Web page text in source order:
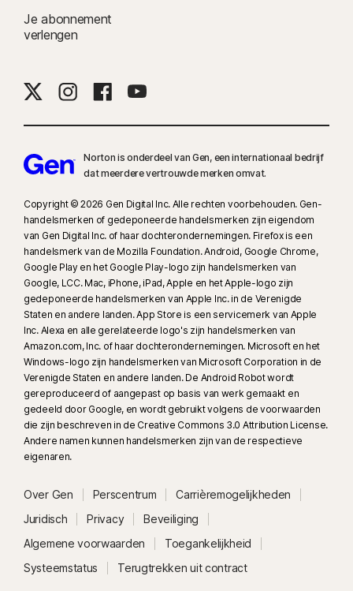
Je abonnement
verlengen
Norton is onderdeel van Gen, een internationaal bedrijf
dat meerdere vertrouwde merken omvat.
Copyright © 2026 Gen Digital Inc. Alle rechten voorbehouden. Gen-
handelsmerken of gedeponeerde handelsmerken zijn eigendom
van Gen Digital Inc. of haar dochterondernemingen. Firefox is een
handelsmerk van de Mozilla Foundation. Android, Google Chrome,
Google Play en het Google Play-logo zijn handelsmerken van
Google, LCC. Mac, iPhone, iPad, Apple en het Apple-logo zijn
gedeponeerde handelsmerken van Apple Inc. in de Verenigde
Staten en andere landen. App Store is een servicemerk van Apple
Inc. Alexa en alle gerelateerde logo's zijn handelsmerken van
Amazon.com, Inc. of haar dochterondernemingen. Microsoft en het
Windows-logo zijn handelsmerken van Microsoft Corporation in de
Verenigde Staten en andere landen. De Android Robot wordt
gereproduceerd of aangepast op basis van werk gemaakt en
gedeeld door Google, en wordt gebruikt volgens de voorwaarden
die zijn beschreven in de Creative Commons 3.0 Attribution License.
Andere namen kunnen handelsmerken zijn van de respectieve
eigenaren.
Over Gen Perscentrum
Carrièremogelijkheden
Juridisch
Privacy
Beveiliging
Algemene voorwaarden
Toegankelijkheid
Systeemstatus
Terugtrekken uit contract